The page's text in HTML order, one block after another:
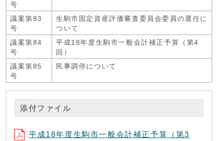
号
議案第83
号
生駒市固定資産評価審査委員会委員の選任に
ついて
議案第84
号
平成18年度生駒市一般会計補正予算（第4
回）
議案第85
号
民事調停について
添付ファイル
平成18年度生駒市一般会計補正予算（第3